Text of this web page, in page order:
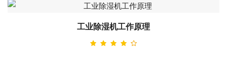
工业除湿机工作原理